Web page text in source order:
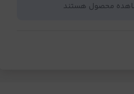
محصول هستند